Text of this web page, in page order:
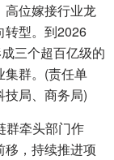
高位嫁接行业龙
转型。到2026
三个超百亿级的
集群。(责任单
局、商务局)
群牵头部门作
移，持续推进项